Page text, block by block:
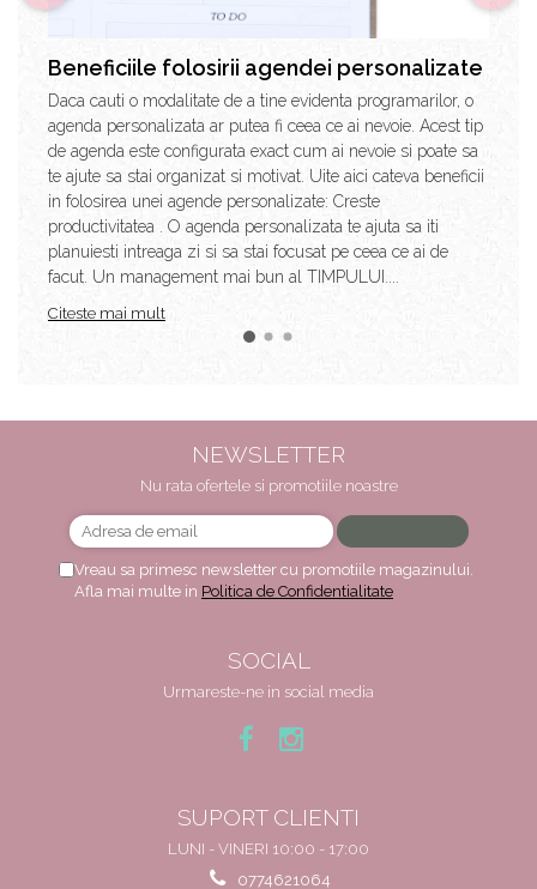
Beneficiile folosirii agendei personalizate
Daca cauti o modalitate de a tine evidenta programarilor, o
agenda personalizata ar putea fi ceea ce ai nevoie. Acest tip
de agenda este configurata exact cum ai nevoie si poate sa
te ajute sa stai organizat si motivat. Uite aici cateva beneficii
in folosirea unei agende personalizate: Creste
productivitatea . O agenda personalizata te ajuta sa iti
planuiesti intreaga zi si sa stai focusat pe ceea ce ai de
facut. Un management mai bun al TIMPULUI....
Citeste mai mult
NEWSLETTER
Nu rata ofertele si promotiile noastre
Vreau sa primesc newsletter cu promotiile magazinului.
Afla mai multe in Politica de Confidentialitate
SOCIAL
Urmareste-ne in social media
SUPORT CLIENTI
LUNI - VINERI 10:00 - 17:00
0774621064